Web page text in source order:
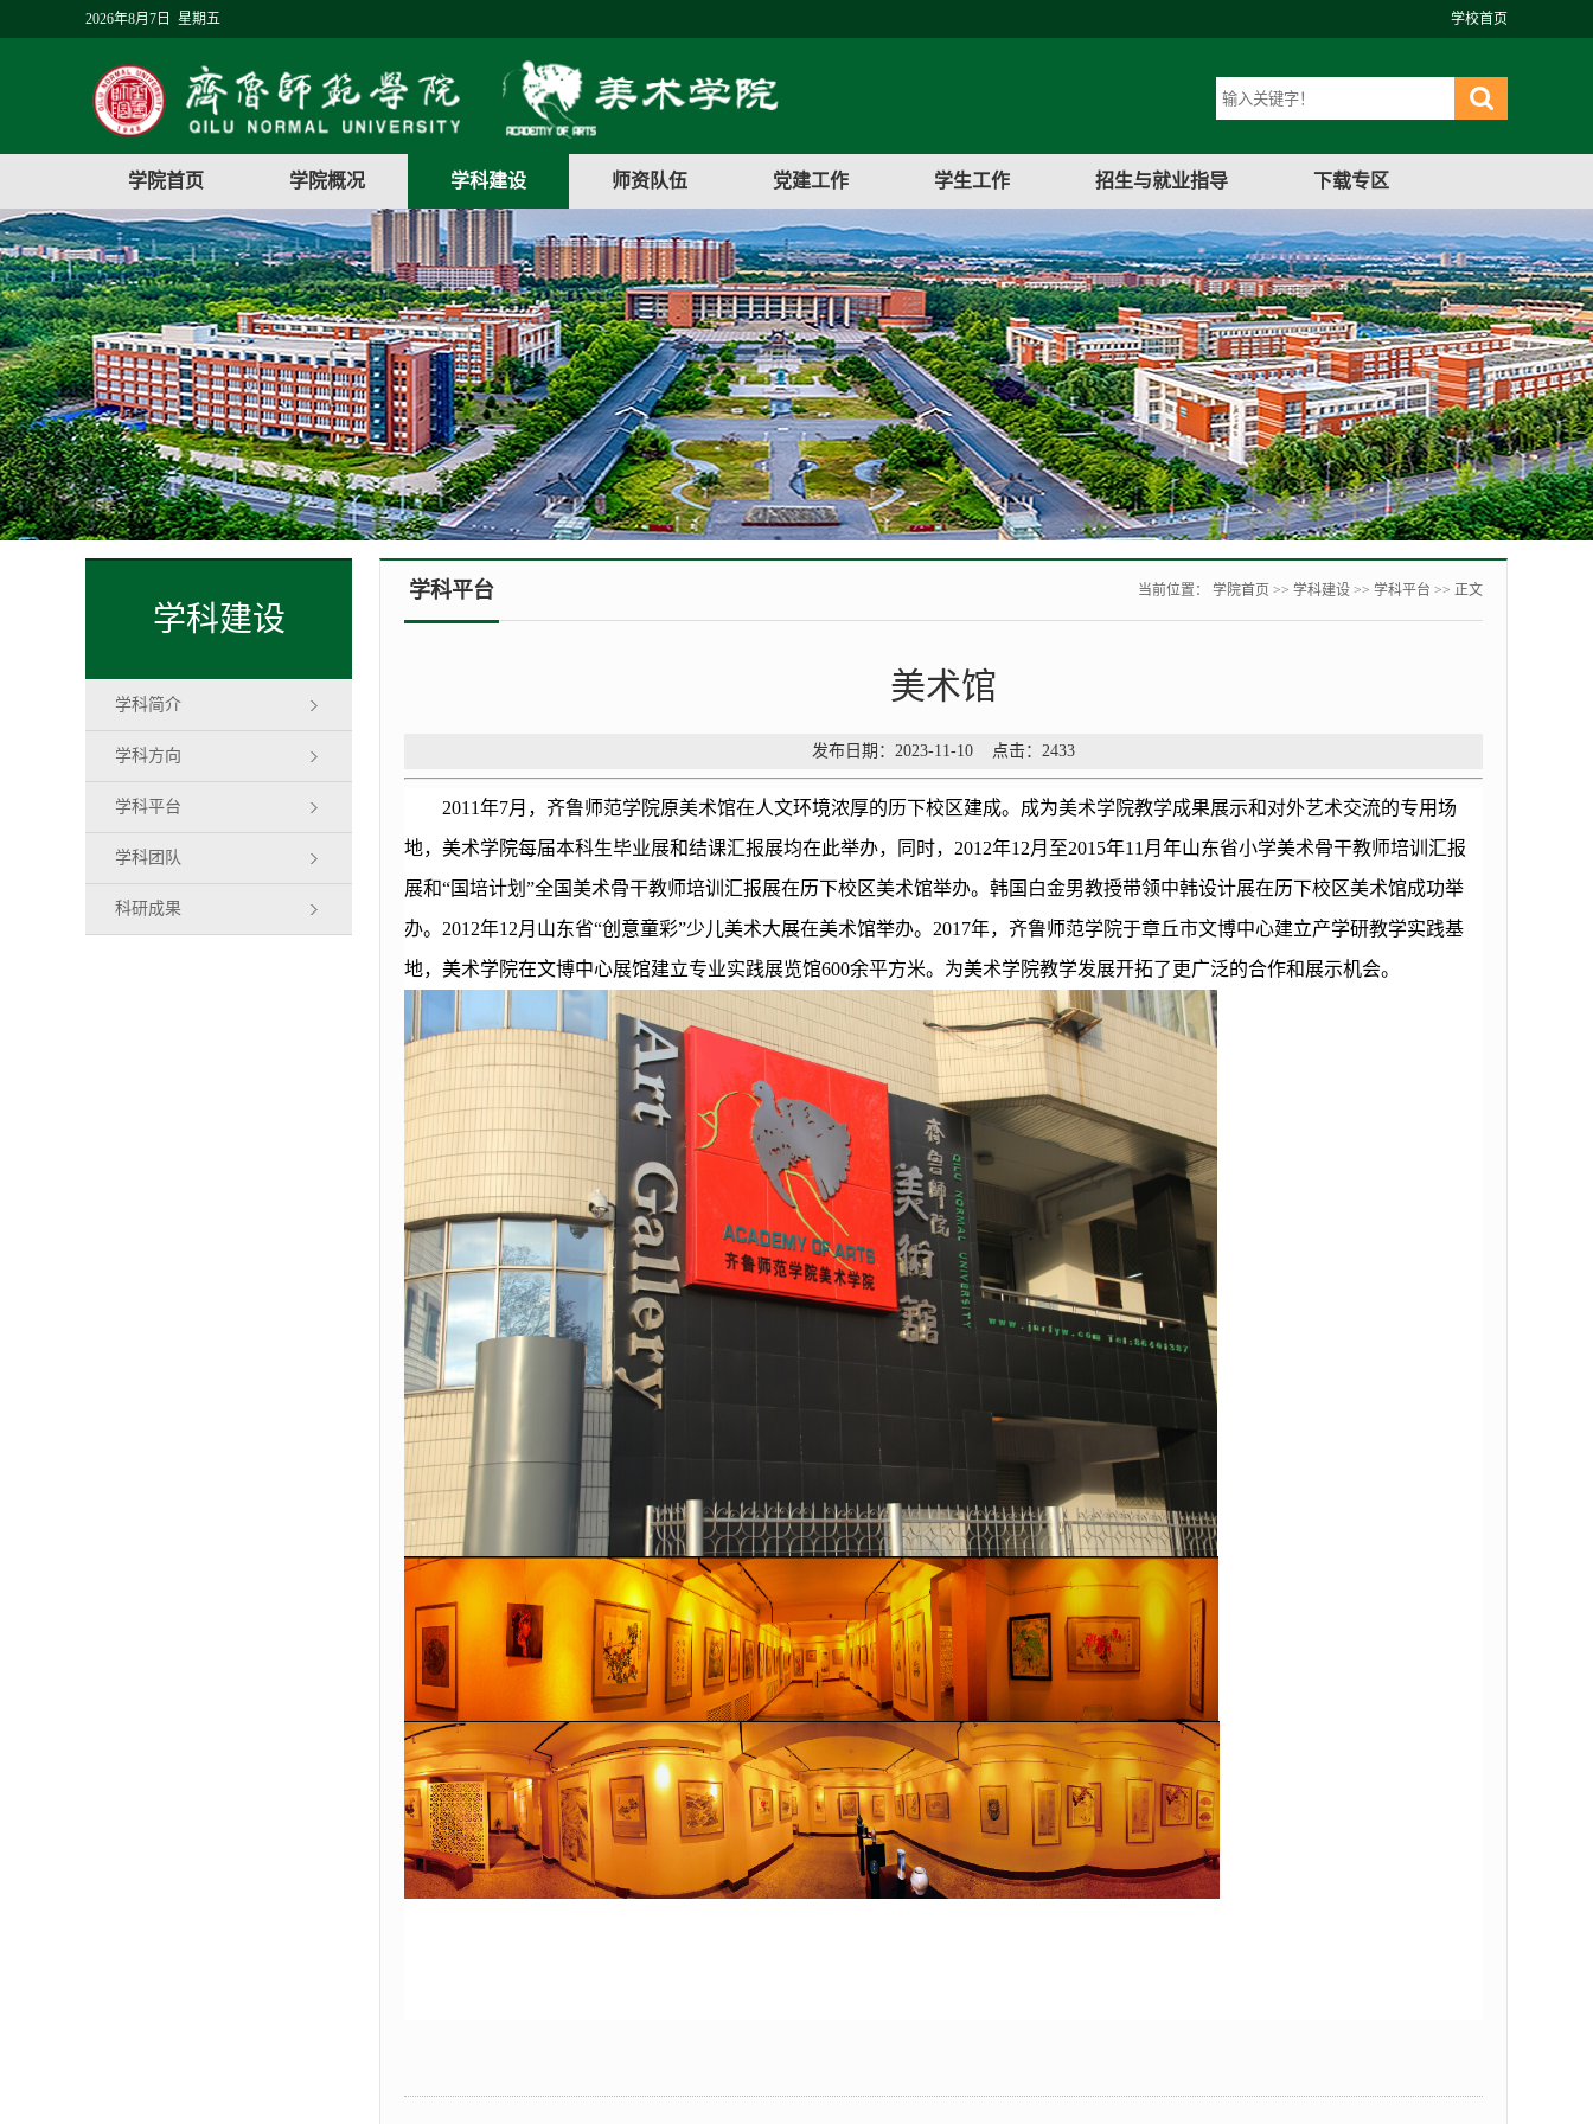
2026年8月7日 星期五 学校首页
学院首页 学院概况 学科建设 师资队伍 党建工作 学生工作 招生与就业指导 下载专区
学科建设
学科简介
学科方向
学科平台
学科团队
科研成果
学科平台 当前位置： 学院首页 >> 学科建设 >> 学科平台 >> 正文
美术馆
发布日期：2023-11-10 点击： 2433
2011年7月，齐鲁师范学院原美术馆在人文环境浓厚的历下校区建成。 成为美术学院教学成果展示和对外艺术交流的专用场
地，美术学院每届本科生毕业展和结课汇报展均在此举办，同时， 2012年12月 至2015年11月年山东省小学美术骨干教师培训汇报
展和“国培计划”全国美术骨干教师培训汇报展在历下校区美术馆举办。韩国白金男教授带领中韩设计展在历下校区美术馆成功举
办。2012年12月山东省“创意童彩”少儿美术大展在美术馆举办。 2017年，齐鲁师范学院于章丘市文博中心建立产学研教学实践基
地，美术学院在文博中心展馆建立专业实践展览馆600余平方米。为美术学院教学发展开拓了更广泛的合作和展示机会。